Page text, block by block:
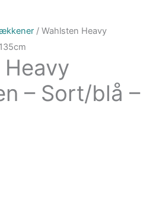
/ Wahlsten Heavy
– Sort/blå –